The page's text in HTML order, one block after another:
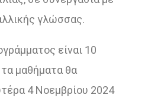
γλώσσας.
είναι 10
μαθήματα θα
4 Νοεμβρίου 2024